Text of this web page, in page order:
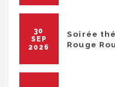
30
SEP
2026
Soirée
Rouge